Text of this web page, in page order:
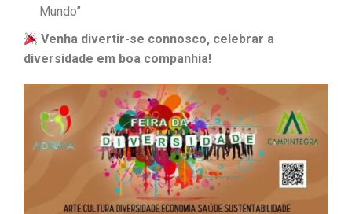
Mundo”
Venha divertir-se connosco, celebrar a
diversidade em boa companhia!